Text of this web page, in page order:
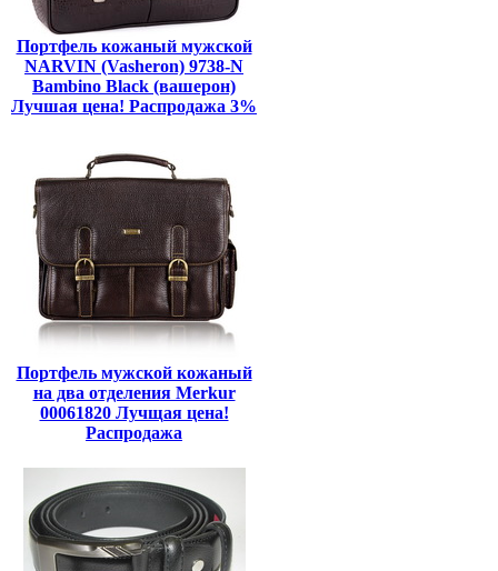
Портфель кожаный мужской
NARVIN (Vasheron) 9738-N
Bambino Black (вашерон)
Лучшая цена! Распродажа 3%
Портфель мужской кожаный
на два отделения Merkur
00061820 Лучщая цена!
Распродажа